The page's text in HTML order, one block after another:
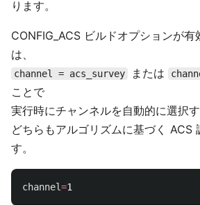
ります。
CONFIG_ACS ビルドオプションが
は、
channel = acs_survey または
ことで
実行時にチャンネルを自動的に選択す
どちらもアルゴリズムに基づく ACS
す。
channel=